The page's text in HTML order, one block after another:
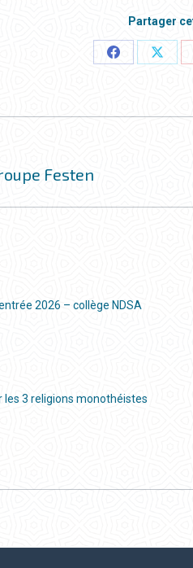
Partager
Partager
Festen
2026 – collège NDSA
3 religions monothéistes